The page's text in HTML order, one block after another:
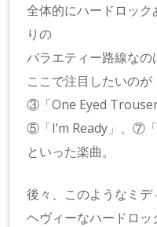
全体的にハードロッ
りの
バラエティー路線なの
ここで注目したいのが
③「One Eyed Trouser
⑤「I’m Ready」、⑦
といった楽曲。
後々、このようなミ
ヘヴィーなハードロ